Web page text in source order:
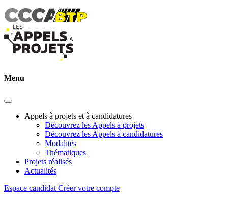
Menu
Appels à projets et à candidatures
Découvrez les Appels à projets
Découvrez les Appels à candidatures
Modalités
Thématiques
Projets réalisés
Actualités
Espace candidat Créer votre compte